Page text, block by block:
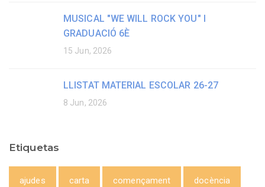
MUSICAL "WE WILL ROCK YOU" I
GRADUACIÓ 6È
15 Jun, 2026
LLISTAT MATERIAL ESCOLAR 26-27
8 Jun, 2026
Etiquetas
ajudes carta començament docència